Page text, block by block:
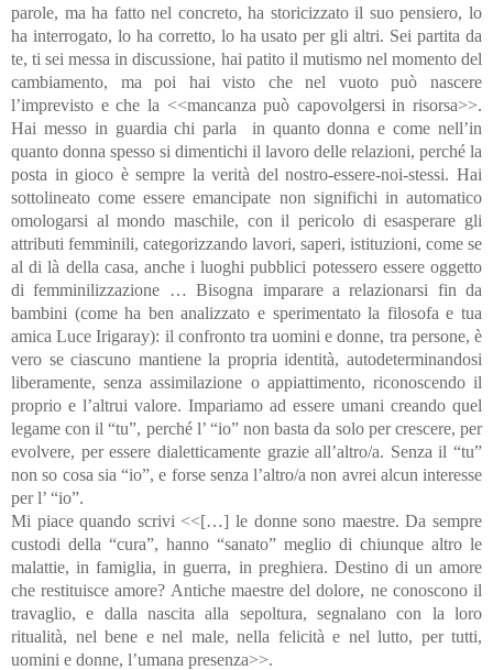
parole, ma ha fatto nel concreto, ha storicizzato il suo pensiero, lo
ha interrogato, lo ha corretto, lo ha usato per gli altri. Sei partita da
te, ti sei messa in discussione, hai patito il mutismo nel momento del
cambiamento, ma poi hai visto che nel vuoto può nascere
l’imprevisto e che la <<mancanza può capovolgersi in risorsa>>.
Hai messo in guardia chi parla in quanto donna e come nell’in
quanto donna spesso si dimentichi il lavoro delle relazioni, perché la
posta in gioco è sempre la verità del nostro-essere-noi-stessi. Hai
sottolineato come essere emancipate non significhi in automatico
omologarsi al mondo maschile, con il pericolo di esasperare gli
attributi femminili, categorizzando lavori, saperi, istituzioni, come se
al di là della casa, anche i luoghi pubblici potessero essere oggetto
di femminilizzazione … Bisogna imparare a relazionarsi fin da
bambini (come ha ben analizzato e sperimentato la filosofa e tua
amica Luce Irigaray): il confronto tra uomini e donne, tra persone, è
vero se ciascuno mantiene la propria identità, autodeterminandosi
liberamente, senza assimilazione o appiattimento, riconoscendo il
proprio e l’altrui valore. Impariamo ad essere umani creando quel
legame con il “tu”, perché l’ “io” non basta da solo per crescere, per
evolvere, per essere dialetticamente grazie all’altro/a. Senza il “tu”
non so cosa sia “io”, e forse senza l’altro/a non avrei alcun interesse
per l’ “io”.
Mi piace quando scrivi <<[…] le donne sono maestre. Da sempre
custodi della “cura”, hanno “sanato” meglio di chiunque altro le
malattie, in famiglia, in guerra, in preghiera. Destino di un amore
che restituisce amore? Antiche maestre del dolore, ne conoscono il
travaglio, e dalla nascita alla sepoltura, segnalano con la loro
ritualità, nel bene e nel male, nella felicità e nel lutto, per tutti,
uomini e donne, l’umana presenza>>.